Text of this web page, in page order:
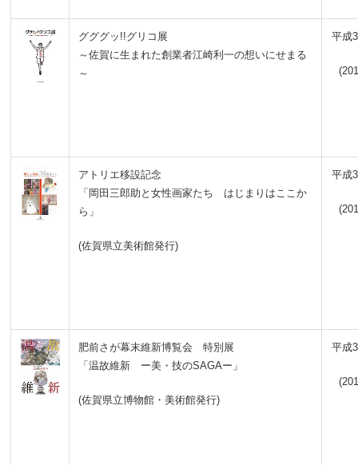
グググッ!!グリコ展
～佐賀に生まれた創業者江崎利一の想いにせまる
～
平成
アトリエ移設記念
「岡田三郎助と女性画家たち はじまりはここか
ら」
(佐賀県立美術館発行)
平成
肥前さが幕末維新博覧会 特別展
「温故維新 ー美・技のSAGAー」
(佐賀県立博物館・美術館発行)
平成